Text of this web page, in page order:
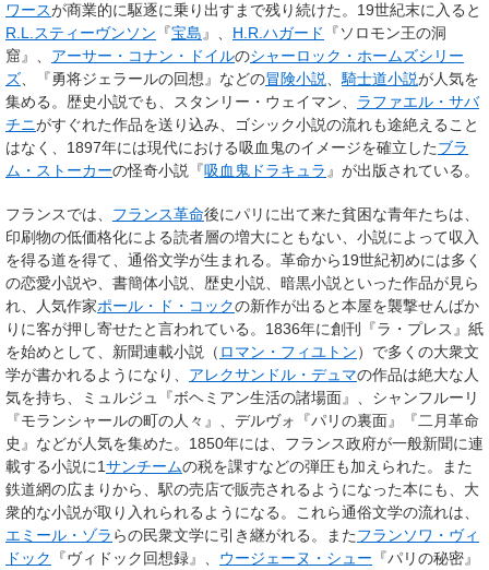
ワースが商業的に駆逐に乗り出すまで残り続けた。19世紀末に入ると
R.L.スティーヴンソン 『宝島 』、 H.R.ハガード
『ソロモン王の洞
窟』、 アーサー・コナン・ドイルのシャーロック・ホームズシリー
ズ 、『勇将ジェラールの回想』などの冒険小説 騎士道小説が人気を
集める。歴史小説でも、スタンリー・ウェイマン、 ラファエル・サバ
チニがすぐれた作品を送り込み、ゴシック小説の流れも途絶えること
はなく、1897年には現代における吸血鬼のイメージを確立したブラ
ム・ストーカーの怪奇小説『吸血鬼ドラキュラ 』が出版されている。
フランスでは、 フランス革命後にパリに出て来た貧困な青年たちは、
印刷物の低価格化による読者層の増大にともない、小説によって収入
を得る道を得て、通俗文学が生まれる。革命から19世紀初めには多く
の恋愛小説や、書簡体小説、歴史小説、暗黒小説といった作品が見ら
れ、人気作家ポール・ド・コックの新作が出ると本屋を襲撃せんばか
りに客が押し寄せたと言われている。1836年に創刊『ラ・プレス』紙
を始めとして、新聞連載小説（ ロマン・フィユトン）で多くの大衆文
学が書かれるようになり、 アレクサンドル・デュマの作品は絶大な人
気を持ち、ミュルジュ『ボヘミアン生活の諸場面』、シャンフルーリ
『モランシャールの町の人々』、デルヴォ『パリの裏面』『二月革命
史』などが人気を集めた。1850年には、フランス政府が一般新聞に連
載する小説に1サンチームの税を課すなどの弾圧も加えられた。また
鉄道網の広まりから、駅の売店で販売されるようになった本にも、大
衆的な小説が取り入れられるようになる。これら通俗文学の流れは、
エミール・ゾラ らの民衆文学に引き継がれる。またフランソワ・ヴィ
ドック
『ヴィドック回想録』、 ウージェーヌ・シュー 『パリの秘密』